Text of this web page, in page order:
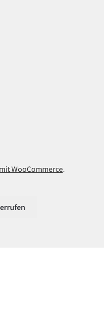
WooCommerce.